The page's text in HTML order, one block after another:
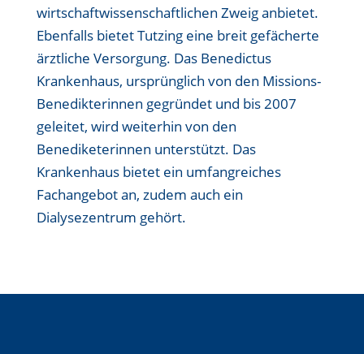
wirtschaftwissenschaftlichen Zweig anbietet.
Ebenfalls bietet Tutzing eine breit gefächerte
ärztliche Versorgung. Das Benedictus
Krankenhaus, ursprünglich von den Missions-
Benedikterinnen gegründet und bis 2007
geleitet, wird weiterhin von den
Benediketerinnen unterstützt. Das
Krankenhaus bietet ein umfangreiches
Fachangebot an, zudem auch ein
Dialysezentrum gehört.